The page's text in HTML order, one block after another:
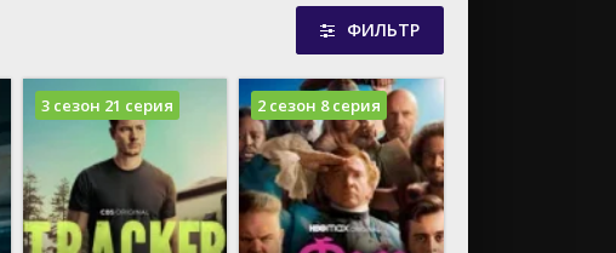
ФИЛЬТР
3 сезон 21 серия 2 сезон 8 серия